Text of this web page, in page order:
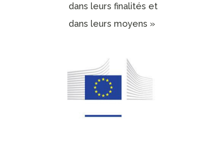
dans leurs finalités et
dans leurs moyens »